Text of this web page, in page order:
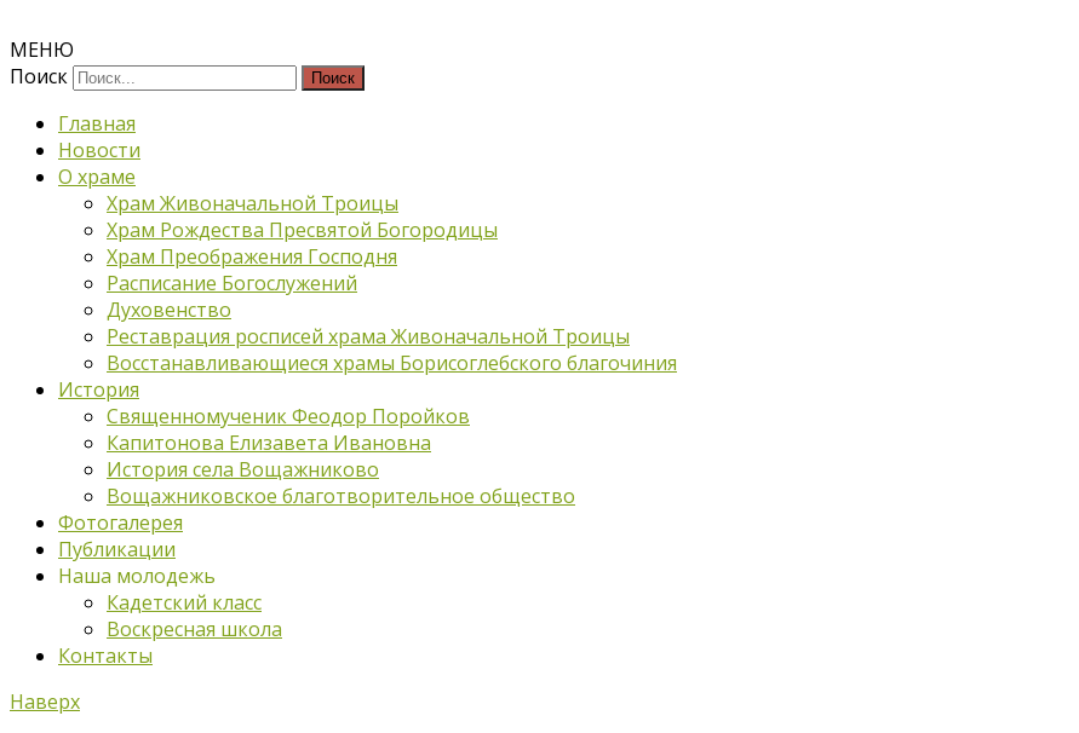
МЕНЮ
Поиск
Главная
Новости
О храме
Храм Живоначальной Троицы
Храм Рождества Пресвятой Богородицы
Храм Преображения Господня
Расписание Богослужений
Духовенство
Реставрация росписей храма Живоначальной Троицы
Восстанавливающиеся храмы Борисоглебского благочиния
История
Священномученик Феодор Поройков
Капитонова Елизавета Ивановна
История села Вощажниково
Вощажниковское благотворительное общество
Фотогалерея
Публикации
Наша молодежь
Кадетский класс
Воскресная школа
Контакты
Наверх